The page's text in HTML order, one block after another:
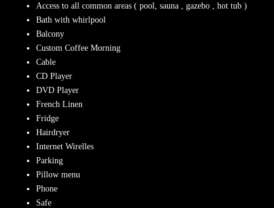
Access to all common areas ( pool, sauna , gazebo , hot tub )
Bath with whirlpool
Balcony
Custom Coffee Morning
Cable
CD Player
DVD Player
French Linen
Fridge
Hairdryer
Internet Wirelles
Parking
Pillow menu
Phone
Safe